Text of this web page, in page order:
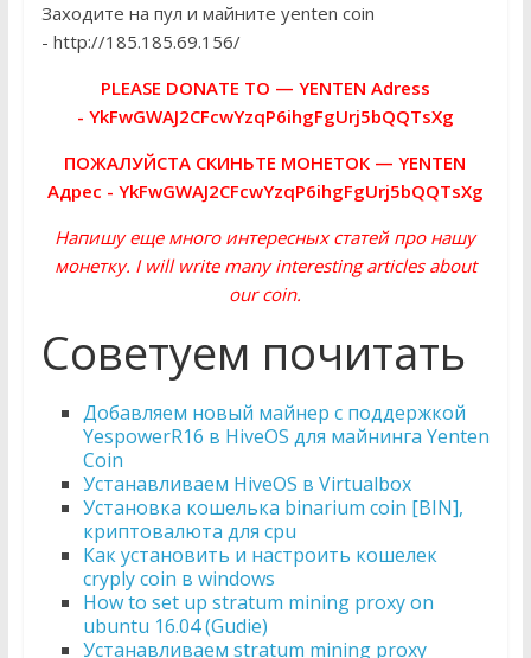
Заходите на пул и майните yenten coin
- http://185.185.69.156/
PLEASE DONATE TO — YENTEN Adress
- YkFwGWAJ2CFcwYzqP6ihgFgUrj5bQQTsXg
ПОЖАЛУЙСТА СКИНЬТЕ МОНЕТОК — YENTEN
Адрес - YkFwGWAJ2CFcwYzqP6ihgFgUrj5bQQTsXg
Напишу еще много интересных статей про нашу
монетку. I will write many interesting articles about
our coin.
Советуем почитать
Добавляем новый майнер с поддержкой
YespowerR16 в HiveOS для майнинга Yenten
Coin
Устанавливаем HiveOS в Virtualbox
Установка кошелька binarium coin [BIN],
криптовалюта для cpu
Как установить и настроить кошелек
cryply coin в windows
How to set up stratum mining proxy on
ubuntu 16.04 (Gudie)
Устанавливаем stratum mining proxy